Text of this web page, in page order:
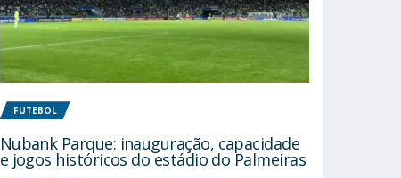
FUTEBOL
Nubank Parque: inauguração, capacidade
e jogos históricos do estádio do Palmeiras